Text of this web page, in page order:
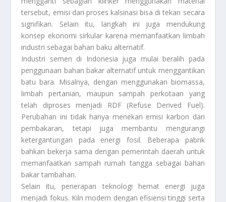
tersebut, emisi dari proses kalsinasi bisa di tekan secara
signifikan. Selain itu, langkah ini juga mendukung
konsep ekonomi sirkular karena memanfaatkan limbah
industri sebagai bahan baku alternatif.
Industri semen di Indonesia juga mulai beralih pada
penggunaan bahan bakar alternatif untuk menggantikan
batu bara. Misalnya, dengan menggunakan biomassa,
limbah pertanian, maupun sampah perkotaan yang
telah diproses menjadi RDF (Refuse Derived Fuel).
Perubahan ini tidak hanya menekan emisi karbon dari
pembakaran, tetapi juga membantu mengurangi
ketergantungan pada energi fosil. Beberapa pabrik
bahkan bekerja sama dengan pemerintah daerah untuk
memanfaatkan sampah rumah tangga sebagai bahan
bakar tambahan.
Selain itu, penerapan teknologi hemat energi juga
menjadi fokus. Kiln modern dengan efisiensi tinggi serta